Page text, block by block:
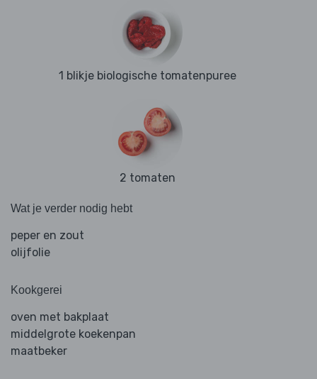
1 blikje biologische tomatenpuree
2 tomaten
Wat je verder nodig hebt
peper en zout
olijfolie
Kookgerei
oven met bakplaat
middelgrote koekenpan
maatbeker